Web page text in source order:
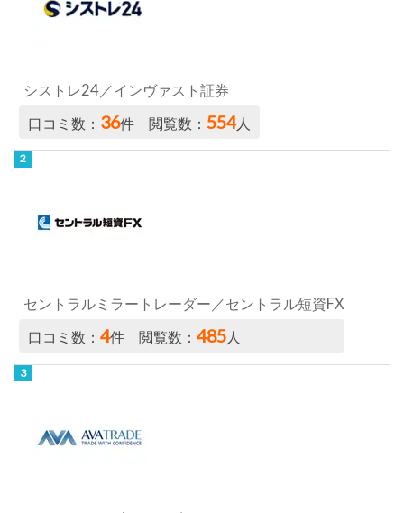
シストレ24／インヴァスト証券
口コミ数： 36件 閲覧数：554人
セントラルミラートレーダー／セントラル短資FX
口コミ数：4件 閲覧数：485人